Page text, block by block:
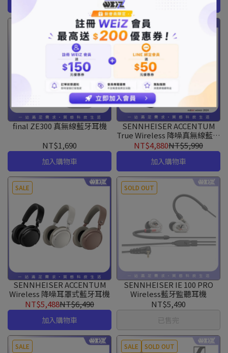
final ZE300 真無線藍牙耳機
NT$1,690
加入購物車
SALE
SENNHEISER ACCENTUM
True Wireless 降噪真無線藍牙
耳機
NT$4,880NT$5,990
加入購物車
SALE
SENNHEISER ACCENTUM
Wireless 降噪耳罩式藍牙耳機
NT$5,488NT$6,490
加入購物車
SOLD OUT
SENNHEISER IE 100 PRO
Wireless藍牙監聽耳機
NT$5,490
已售完
SALE SALE SOLD OUT